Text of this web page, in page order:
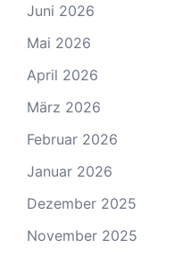
Juni 2026
Mai 2026
April 2026
März 2026
Februar 2026
Januar 2026
Dezember 2025
November 2025